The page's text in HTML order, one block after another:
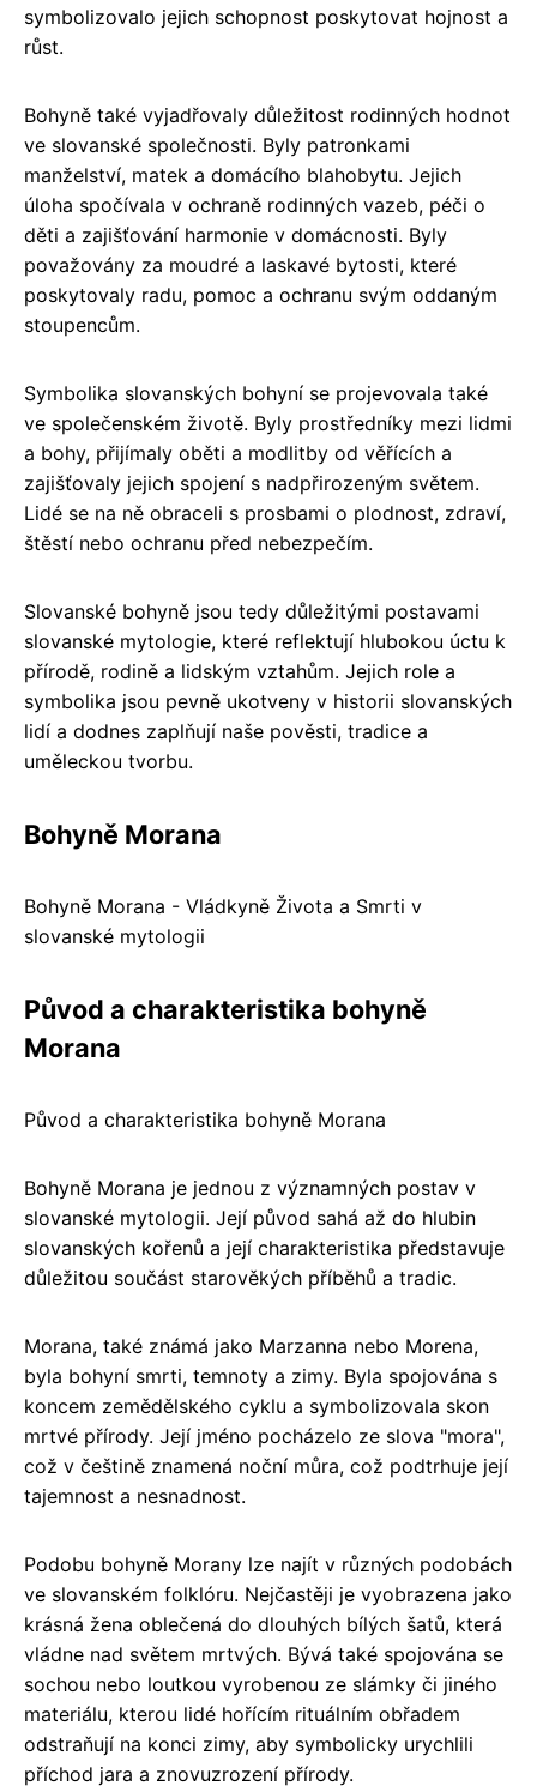
symbolizovalo jejich schopnost poskytovat hojnost a
růst.
Bohyně také vyjadřovaly důležitost rodinných hodnot
ve slovanské společnosti. Byly patronkami
manželství, matek a domácího blahobytu. Jejich
úloha spočívala v ochraně rodinných vazeb, péči o
děti a zajišťování harmonie v domácnosti. Byly
považovány za moudré a laskavé bytosti, které
poskytovaly radu, pomoc a ochranu svým oddaným
stoupencům.
Symbolika slovanských bohyní se projevovala také
ve společenském životě. Byly prostředníky mezi lidmi
a bohy, přijímaly oběti a modlitby od věřících a
zajišťovaly jejich spojení s nadpřirozeným světem.
Lidé se na ně obraceli s prosbami o plodnost, zdraví,
štěstí nebo ochranu před nebezpečím.
Slovanské bohyně jsou tedy důležitými postavami
slovanské mytologie, které reflektují hlubokou úctu k
přírodě, rodině a lidským vztahům. Jejich role a
symbolika jsou pevně ukotveny v historii slovanských
lidí a dodnes zaplňují naše pověsti, tradice a
uměleckou tvorbu.
Bohyně Morana
Bohyně Morana - Vládkyně Života a Smrti v
slovanské mytologii
Původ a charakteristika bohyně
Morana
Původ a charakteristika bohyně Morana
Bohyně Morana je jednou z významných postav v
slovanské mytologii. Její původ sahá až do hlubin
slovanských kořenů a její charakteristika představuje
důležitou součást starověkých příběhů a tradic.
Morana, také známá jako Marzanna nebo Morena,
byla bohyní smrti, temnoty a zimy. Byla spojována s
koncem zemědělského cyklu a symbolizovala skon
mrtvé přírody. Její jméno pocházelo ze slova "mora",
což v češtině znamená noční můra, což podtrhuje její
tajemnost a nesnadnost.
Podobu bohyně Morany lze najít v různých podobách
ve slovanském folklóru. Nejčastěji je vyobrazena jako
krásná žena oblečená do dlouhých bílých šatů, která
vládne nad světem mrtvých. Bývá také spojována se
sochou nebo loutkou vyrobenou ze slámky či jiného
materiálu, kterou lidé hořícím rituálním obřadem
odstraňují na konci zimy, aby symbolicky urychlili
příchod jara a znovuzrození přírody.